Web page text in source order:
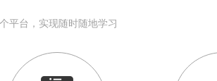
平台，实现随时随地学习